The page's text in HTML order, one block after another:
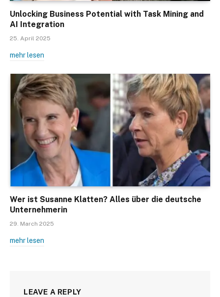
Unlocking Business Potential with Task Mining and
AI Integration
25. April 2025
mehr lesen
Wer ist Susanne Klatten? Alles über die deutsche
Unternehmerin
29. March 2025
mehr lesen
LEAVE A REPLY